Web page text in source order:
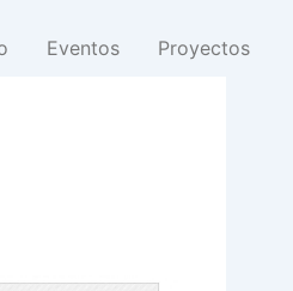
Eventos Proyectos